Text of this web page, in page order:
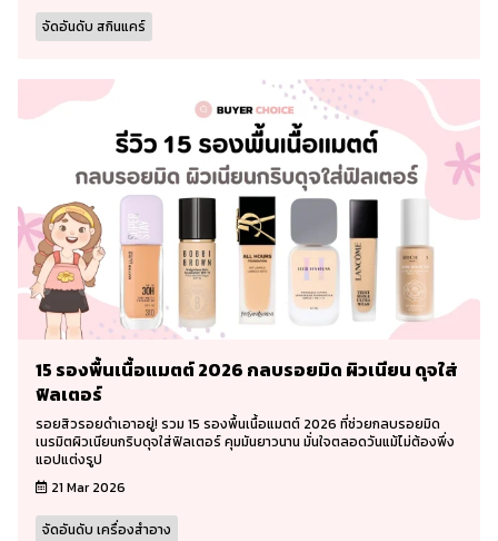
จัดอันดับ สกินแคร์
15 รองพื้นเนื้อแมตต์ 2026 กลบรอยมิด ผิวเนียน ดุจใส่
ฟิลเตอร์
รอยสิวรอยดำเอาอยู่! รวม 15 รองพื้นเนื้อแมตต์ 2026 ที่ช่วยกลบรอยมิด
เนรมิตผิวเนียนกริบดุจใส่ฟิลเตอร์ คุมมันยาวนาน มั่นใจตลอดวันแม้ไม่ต้องพึ่ง
แอปแต่งรูป
21 Mar 2026
จัดอันดับ เครื่องสำอาง